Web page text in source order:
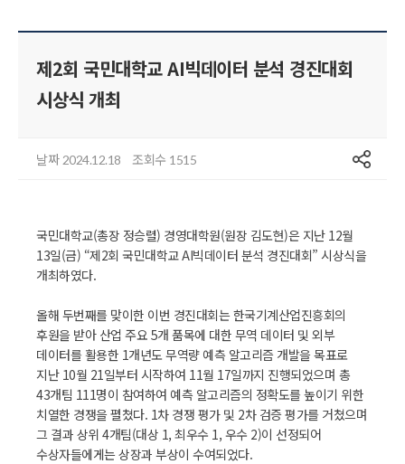
제2회 국민대학교 AI빅데이터 분석 경진대회
시상식 개최
날짜 2024.12.18 조회수 1515 공유
국민대학교(총장 정승렬) 경영대학원(원장 김도현)은 지난 12월
13일(금) “제2회 국민대학교 AI빅데이터 분석 경진대회” 시상식을
개최하였다.
올해 두번째를 맞이한 이번 경진대회는 한국기계산업진흥회의
후원을 받아 산업 주요 5개 품목에 대한 무역 데이터 및 외부
데이터를 활용한 1개년도 무역량 예측 알고리즘 개발을 목표로
지난 10월 21일부터 시작하여 11월 17일까지 진행되었으며 총
43개팀 111명이 참여하여 예측 알고리즘의 정확도를 높이기 위한
치열한 경쟁을 펼쳤다. 1차 경쟁 평가 및 2차 검증 평가를 거쳤으며
그 결과 상위 4개팀(대상 1, 최우수 1, 우수 2)이 선정되어
수상자들에게는 상장과 부상이 수여되었다.